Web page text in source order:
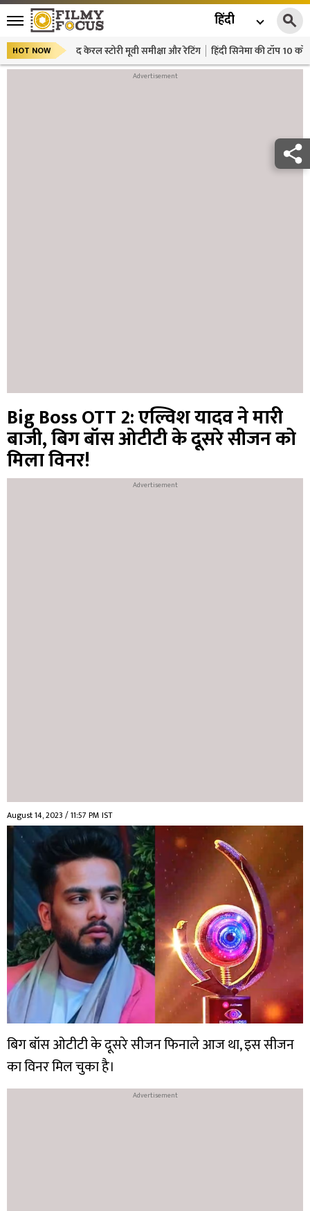
हिंदी
HOT NOW द केरल स्टोरी मूवी समीक्षा और रेटिंग हिंदी सिनेमा की टॉप 10
Big Boss OTT 2: एल्विश यादव ने मारी
बाजी, बिग बॉस ओटीटी के दूसरे सीजन को
मिला विनर!
August 14, 2023 / 11:57 PM IST
बिग बॉस ओटीटी के दूसरे सीजन फिनाले आज था, इस सीजन
का विनर मिल चुका है।